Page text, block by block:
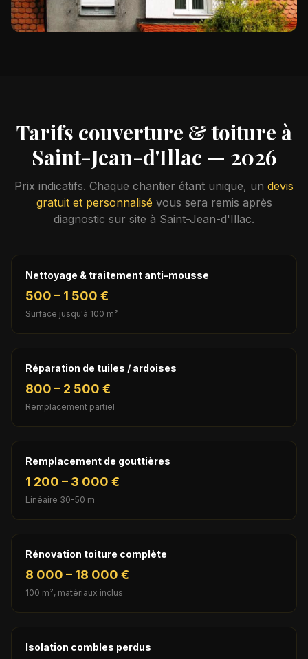
Tarifs couverture & toiture à
Saint-Jean-d'Illac — 2026
Prix indicatifs. Chaque chantier étant unique, un devis
gratuit et personnalisé vous sera remis après
diagnostic sur site à Saint-Jean-d'Illac.
Nettoyage & traitement anti-mousse
500 – 1 500 €
Surface jusqu'à 100 m²
Réparation de tuiles / ardoises
800 – 2 500 €
Remplacement partiel
Remplacement de gouttières
1 200 – 3 000 €
Linéaire 30-50 m
Rénovation toiture complète
8 000 – 18 000 €
100 m², matériaux inclus
Isolation combles perdus